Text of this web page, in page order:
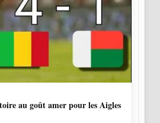
au goût amer pour les Aigles